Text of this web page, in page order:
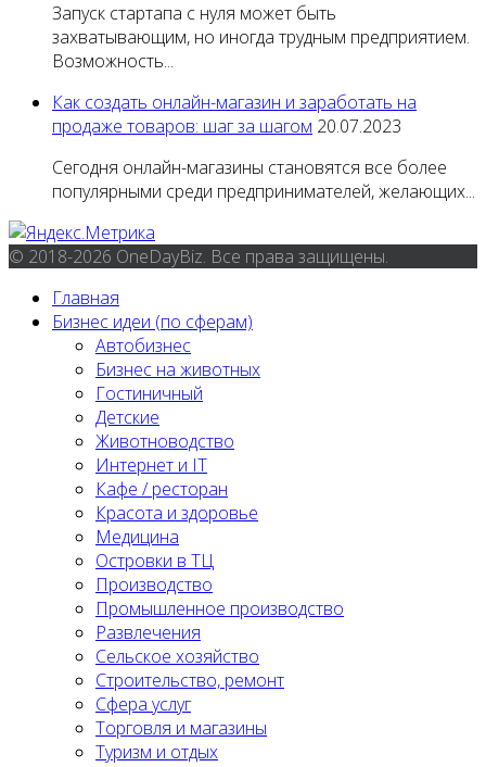
Запуск стартапа с нуля может быть
захватывающим, но иногда трудным предприятием.
Возможность...
Как создать онлайн-магазин и заработать на
продаже товаров: шаг за шагом 20.07.2023
Сегодня онлайн-магазины становятся все более
популярными среди предпринимателей, желающих...
© 2018-2026 OneDayBiz. Все права защищены.
Главная
Бизнес идеи (по сферам)
Автобизнес
Бизнес на животных
Гостиничный
Детские
Животноводство
Интернет и IT
Кафе / ресторан
Красота и здоровье
Медицина
Островки в ТЦ
Производство
Промышленное производство
Развлечения
Сельское хозяйство
Строительство, ремонт
Сфера услуг
Торговля и магазины
Туризм и отдых